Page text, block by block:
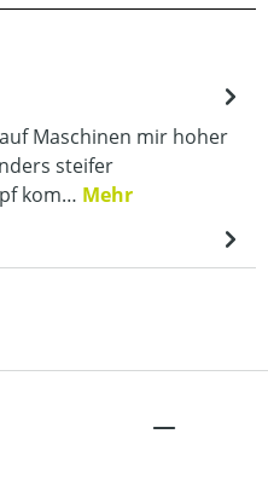
Maschinen mir hoher
steifer
kom… Mehr